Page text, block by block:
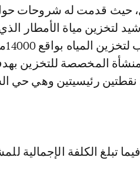
حيث قدمت له شروحات
مياة الأمطار الذي
مراحله
المخصصة للتخزين
نقطتين رئيسيتين وهي حي
1350 وعمقه 40 مترا، فيما تبلغ الكلفة